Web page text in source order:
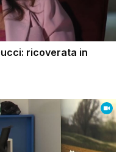
ricoverata in